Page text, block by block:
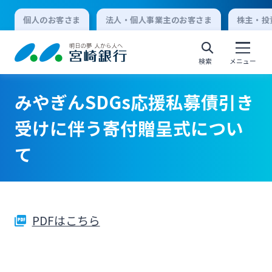
個人のお客さま 法人・個人事業主のお客さま 株主・
検索 メニュー
個人向けインターネットバンキング
みやぎんSDGs応援私募債引き
受けに伴う寄付贈呈式につい
て
PDFはこちら